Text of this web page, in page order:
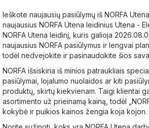
Ieškote naujausių pasiūlymų iš NORFA
naujausius NORFA Utena leidinius Utena -
NORFA Utena leidinį, kuris galioja
naujausius NORFA pasiūlymus ir lengvai
todėl nedvejokite ir pasinaudokite šios
NORFA išsiskiria iš minios patraukliais
pasiūlymai, lojalumo nuolaidos ar kiti
produktų, skirtų kiekvienam. Taigi klientai
asortimento už prieinamą kainą, todėl
kokybė ir puikios kainos žengia koja kojon.